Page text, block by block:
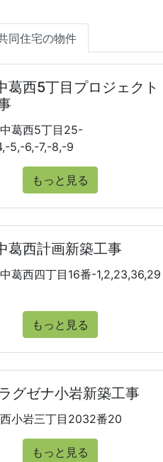
同住宅の物件
葛西5丁目プロジェクト
葛西5丁目25-
5,-6,-7,-8,-9
もっと見る
葛西計画新築工事
葛西四丁目16番-1,2,23,36,29
もっと見る
グゼナ小岩新築工事
小岩三丁目2032番20
もっと見る